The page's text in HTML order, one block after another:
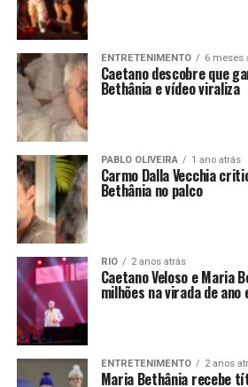
ENTRETENIMENTO 6 meses
Caetano descobre que
Bethânia e vídeo viraliza
PABLO OLIVEIRA 1 ano atrás
Carmo Dalla Vecchia
Bethânia no palco
RIO 2 anos atrás
Caetano Veloso e Maria
milhões na virada de ano
ENTRETENIMENTO 2 anos
Maria Bethânia recebe